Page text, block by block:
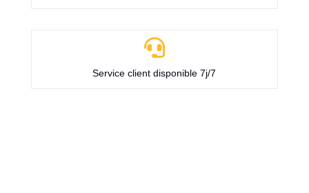

Service client disponible 7j/7